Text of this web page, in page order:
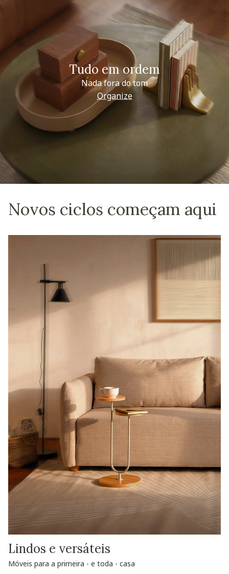
Tudo em ordem
Nada fora do tom
Organize
Novos ciclos começam aqui
Lindos e versáteis
Móveis para a primeira - e toda - casa